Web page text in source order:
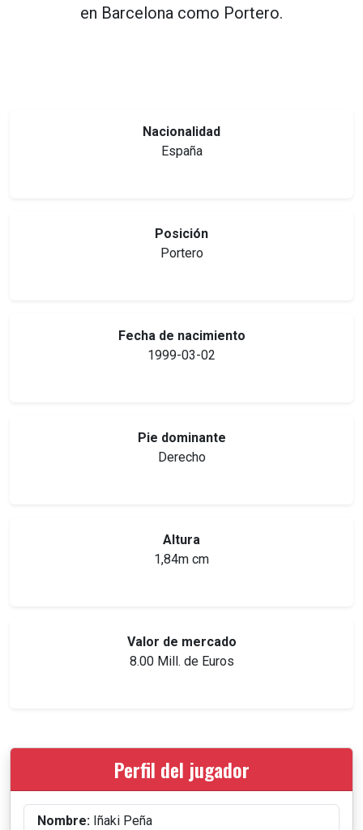
en Barcelona como Portero.
Nacionalidad
España
Posición
Portero
Fecha de nacimiento
1999-03-02
Pie dominante
Derecho
Altura
1,84m cm
Valor de mercado
8.00 Mill. de Euros
Perfil del jugador
Nombre: Iñaki Peña